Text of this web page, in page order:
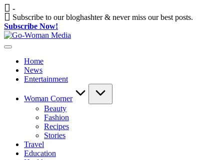
Skip
to
content
-
Subscribe to our bloghashter & never miss our best posts.
Subscribe Now!
Portal
Untuk
Wanita
Indonesia
Home
News
Entertainment
Woman Corner
Beauty
Fashion
Recipes
Stories
Travel
Education